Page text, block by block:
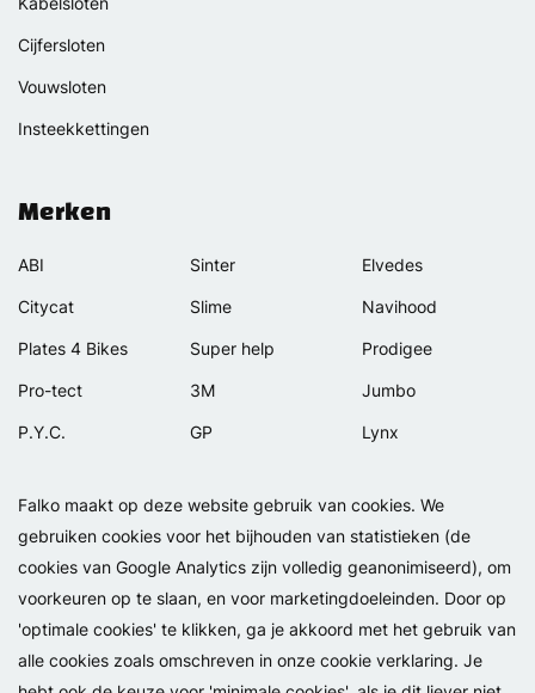
Falko maakt op deze website gebruik van cookies. We
gebruiken cookies voor het bijhouden van statistieken (de
cookies van Google Analytics zijn volledig geanonimiseerd), om
voorkeuren op te slaan, en voor marketingdoeleinden. Door op
'optimale cookies' te klikken, ga je akkoord met het gebruik van
alle cookies zoals omschreven in onze cookie verklaring. Je
Cijfersloten
Vouwsloten
Insteekkettingen
Merken
ABI
Citycat
Plates 4 Bikes
Pro-tect
P.Y.C.
Selle Orient
Simpla
Sinter
Slime
Super help
3M
GP
Bellelli
Lamicall
Elvedes
Navihood
Prodigee
Jumbo
Lynx
Motip